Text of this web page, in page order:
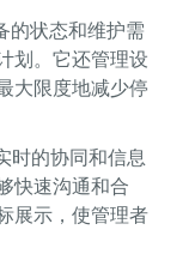
的状态和维护需
划。它还管理设
大限度地减少停
时的协同和信息
快速沟通和合
展示，使管理者